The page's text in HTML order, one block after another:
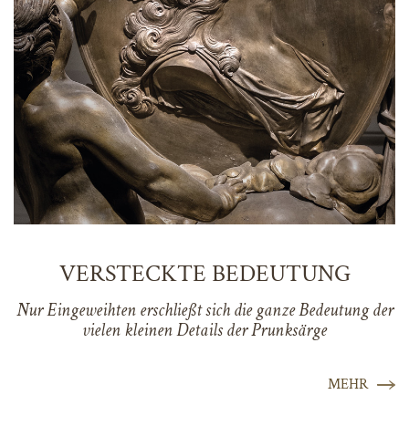
VERSTECKTE BEDEUTUNG
Nur Eingeweihten erschließt sich die ganze Bedeutung der
vielen kleinen Details der Prunksärge
MEHR